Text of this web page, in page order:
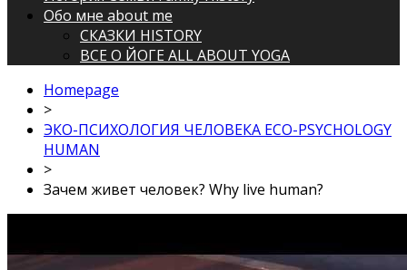
Обо мне about me
СКАЗКИ HISTORY
ВСЕ О ЙОГЕ ALL ABOUT YOGA
Homepage
>
ЭКО-ПСИХОЛОГИЯ ЧЕЛОВЕКА ECO-PSYCHOLOGY
HUMAN
>
Зачем живет человек? Why live human?